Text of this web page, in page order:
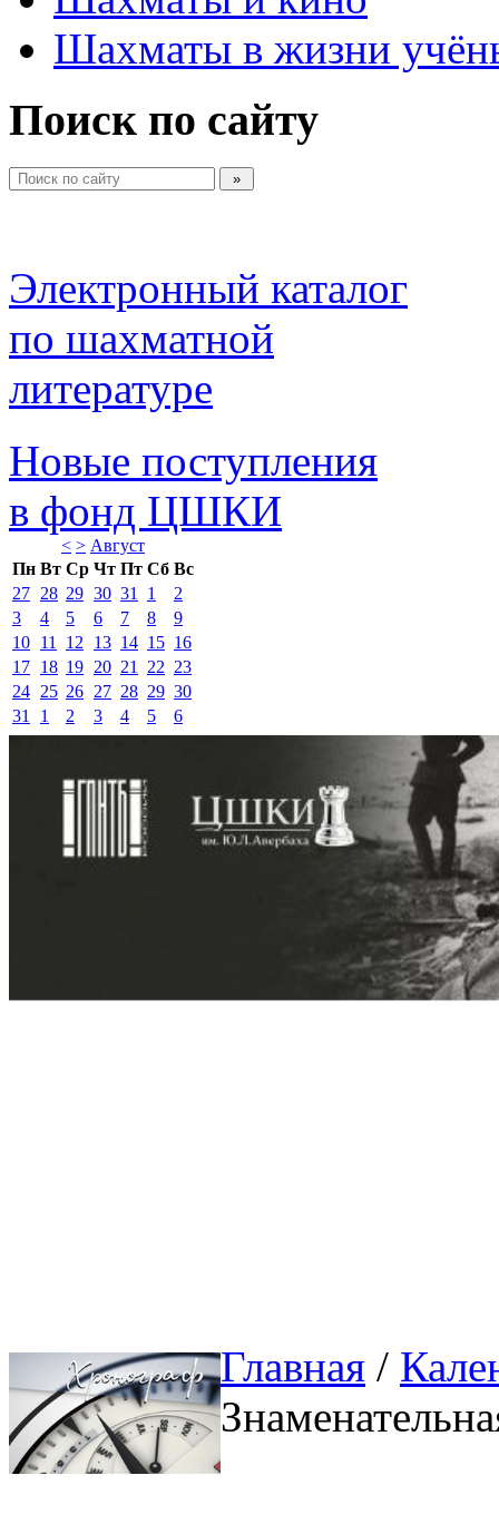
Шахматы в жизни
Поиск по сайту
Электронный каталог
по шахматной
литературе
Новые поступления
в фонд ЦШКИ
< > Август
Пн Вт Ср Чт Пт Сб Вс
27 28 29 30 31 1
2
3
4 5 6 7 8
9
10 11 12 13 14 15 16
17 18 19 20 21 22 23
24 25 26 27 28 29 30
31
1 2 3 4 5 6
Главная /